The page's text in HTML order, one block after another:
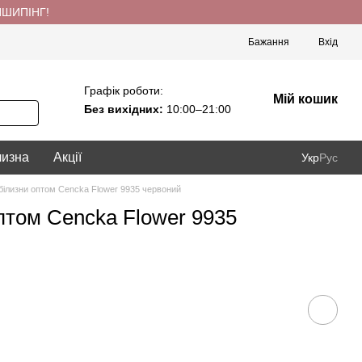
Бажання Вхід
Графік роботи:
Без вихідних: 10:00–21:00
Мій кошик
Акції УкрРус
оптом Cencka Flower 9935 червоний
Cencka Flower 9935